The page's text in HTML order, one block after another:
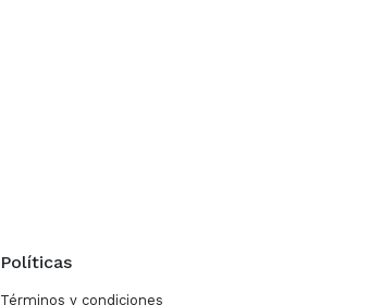
Políticas
Términos y condiciones